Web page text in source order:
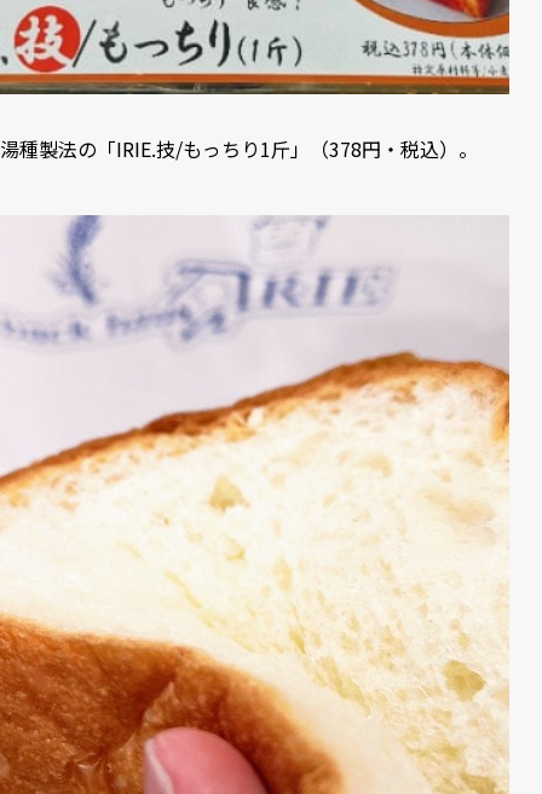
湯種製法の「IRIE.技/もっちり1斤」（378円・税込）。